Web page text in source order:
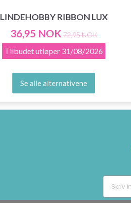
LINDEHOBBY RIBBON LUX
36,95 NOK 72,95 NOK
Tilbudet utløper 31/08/2026
Se alle alternativene